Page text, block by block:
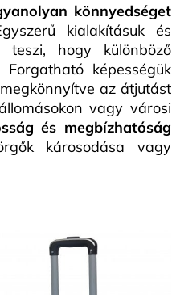
könnyedséget
kialakításuk és
teszi, hogy különböző
képességük
az átjutást
vagy városi
és megbízhatóság
károsodása vagy